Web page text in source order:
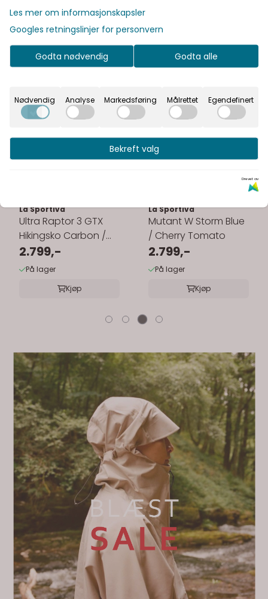
La Sportiva
Mutant Black / Yellow
2.799,-
På lager
Kjøp
Craft
ADV Endur Bike Cap
Pale Leaf / Beige
249,-
På lager
Kjøp
Les mer om informasjonskapsler
Googles retningslinjer for personvern
Godta nødvendig Godta alle
Nødvendig Analyse Markedsføring Målrettet Egendefinert
Bekreft valg
Drevet av